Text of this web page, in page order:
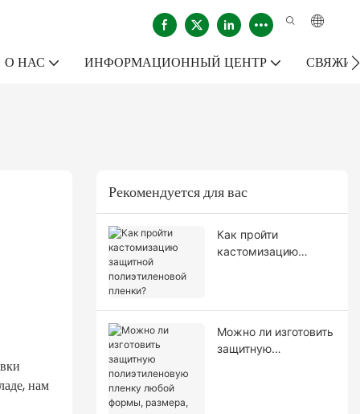
О НАС ИНФОРМАЦИОННЫЙ ЦЕНТР
нам
Рекомендуется для вас
Как пройти
кастомизацию
Можно ли изготовить
защитную